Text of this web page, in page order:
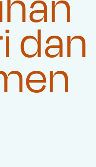
dan